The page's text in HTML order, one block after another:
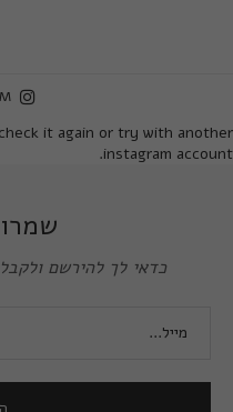
it again or try with another
instagram account.
כדאי לך להירשם